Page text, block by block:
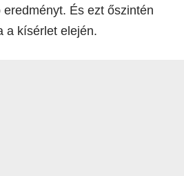
És ezt őszintén
a kísérlet elején.